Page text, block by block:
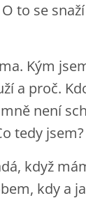
to se
Kým
a proč.
není
tedy
když
kdy a